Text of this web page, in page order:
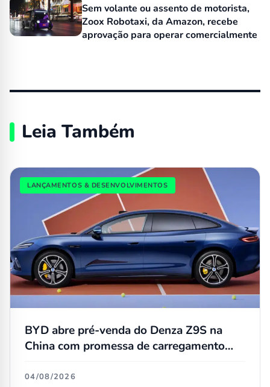
Sem volante ou assento de motorista,
Zoox Robotaxi, da Amazon, recebe
aprovação para operar comercialmente
Leia Também
LANÇAMENTOS & DESENVOLVIMENTOS
BYD abre pré-venda do Denza Z9S na
China com promessa de carregamento
04/08/2026